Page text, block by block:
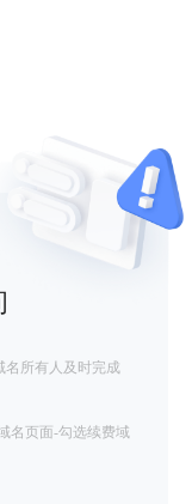
名所有人及时完成
名页面-勾选续费域